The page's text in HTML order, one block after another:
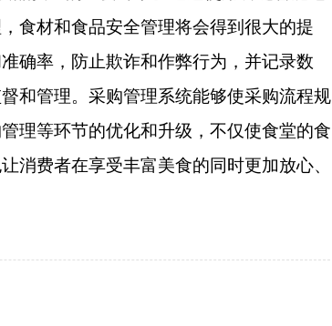
食材和食品安全管理将会得到很大的提
确率，防止欺诈和作弊行为，并记录数
和管理。采购管理系统能够使采购流程规
理等环节的优化和升级，不仅使食堂的食
消费者在享受丰富美食的同时更加放心、